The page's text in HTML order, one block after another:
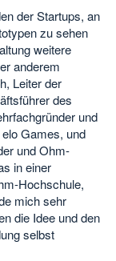
der Startups, an
zu sehen
weitere
anderem
Leiter der
des
und
Games, und
und Ohm-
in einer
Hochschule,
mich sehr
die Idee und den
selbst